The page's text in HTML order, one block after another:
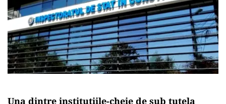
Una dintre instituțiile-cheie de sub tutela